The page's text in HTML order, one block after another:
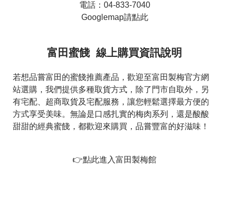
電話：04-833-7040
Googlemap請點此
富田蜜餞 線上購買資訊說明
若想品嘗富田的蜜餞推薦產品，歡迎至富田製梅官方網
站選購，我們提供多種取貨方式，除了門市自取外，另
有宅配、超商取貨及宅配服務，讓您輕鬆選擇最方便的
方式享受美味。無論是口感扎實的梅肉系列，還是酸酸
甜甜的經典蜜餞，都歡迎來購買，品嘗豐富的好滋味！
👉點此進入富田製梅館